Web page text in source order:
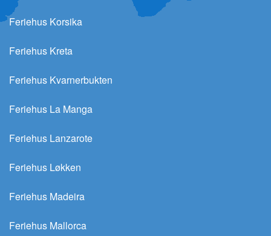
Feriehus Korsika
Feriehus Kreta
Feriehus Kvarnerbukten
Feriehus La Manga
Feriehus Lanzarote
Feriehus Løkken
Feriehus Madeira
Feriehus Mallorca